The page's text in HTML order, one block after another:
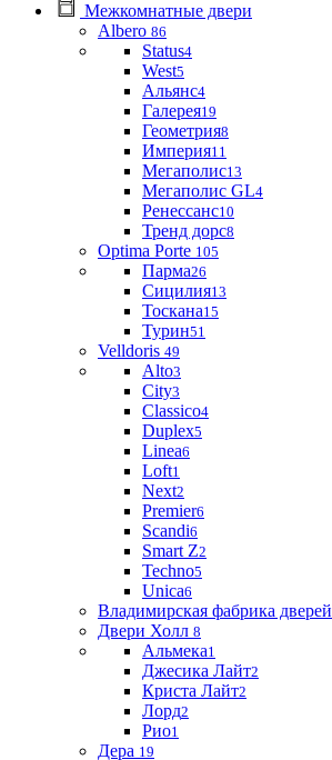
Межкомнатные двери
Albero 86
Status4
West5
Альянс4
Галерея19
Геометрия8
Империя11
Мегаполис13
Мегаполис GL4
Ренессанс10
Тренд дорс8
Optima Porte 105
Парма26
Сицилия13
Тоскана15
Турин51
Velldoris 49
Alto3
City3
Classico4
Duplex5
Linea6
Loft1
Next2
Premier6
Scandi6
Smart Z2
Techno5
Unica6
Владимирская фабрика дверей
Двери Холл 8
Альмека1
Джесика Лайт2
Криста Лайт2
Лорд2
Рио1
Дера 19